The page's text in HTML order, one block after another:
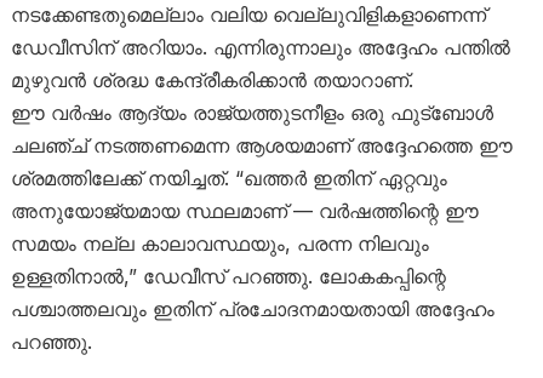
നടക്കേണ്ടതുമെല്ലാം വലിയ വെല്ലുവിളികളാണെന്ന്
ഡേവീസിന് അറിയാം. എന്നിരുന്നാലും അദ്ദേഹം പന്തിൽ
മുഴുവൻ ശ്രദ്ധ കേന്ദ്രീകരിക്കാൻ തയാറാണ്.
ഈ വർഷം ആദ്യം രാജ്യത്തുടനീളം ഒരു ഫുട്ബോൾ
ചലഞ്ച് നടത്തണമെന്ന ആശയമാണ് അദ്ദേഹത്തെ ഈ
ശ്രമത്തിലേക്ക് നയിച്ചത്. “ഖത്തർ ഇതിന് ഏറ്റവും
അനുയോജ്യമായ സ്ഥലമാണ് — വർഷത്തിന്റെ ഈ
സമയം നല്ല കാലാവസ്ഥയും, പരന്ന നിലവും
ഉള്ളതിനാൽ,” ഡേവീസ് പറഞ്ഞു. ലോകകപ്പിന്റെ
പശ്ചാത്തലവും ഇതിന് പ്രചോദനമായതായി അദ്ദേഹം
പറഞ്ഞു.